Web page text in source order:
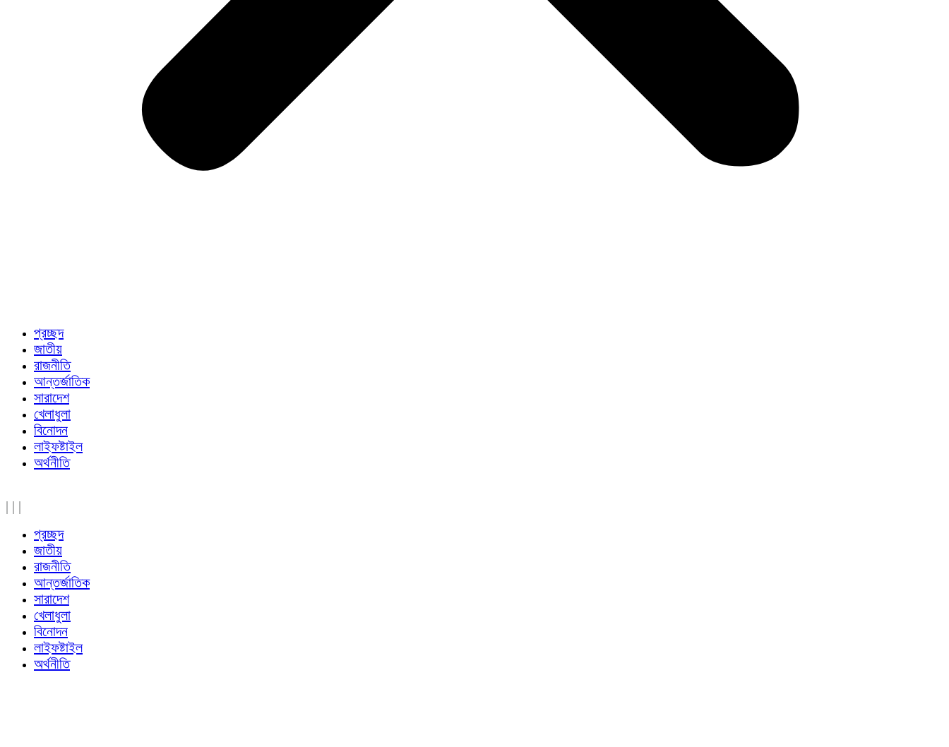
প্রচ্ছদ
জাতীয়
রাজনীতি
আন্তর্জাতিক
সারাদেশ
খেলাধুলা
বিনোদন
লাইফষ্টাইল
অর্থনীতি
| | |
প্রচ্ছদ
জাতীয়
রাজনীতি
আন্তর্জাতিক
সারাদেশ
খেলাধুলা
বিনোদন
লাইফষ্টাইল
অর্থনীতি